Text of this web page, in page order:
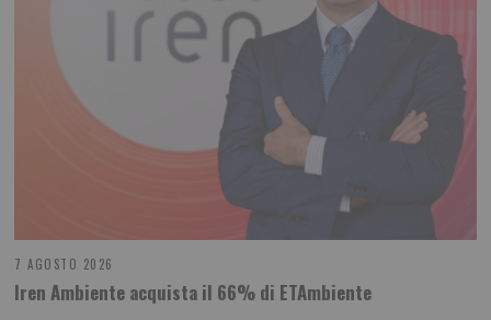
7 AGOSTO 2026
Iren Ambiente acquista il 66% di ETAmbiente